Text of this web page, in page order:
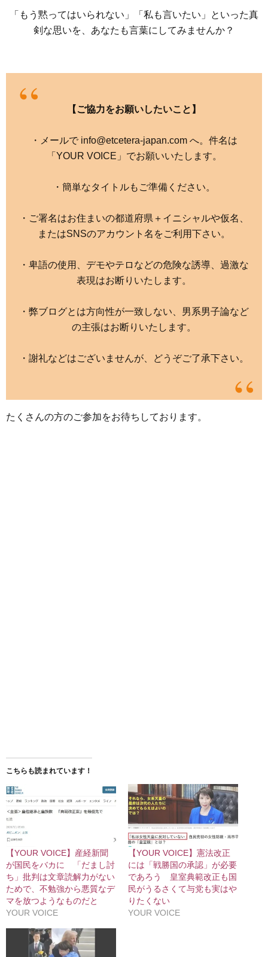
「もう黙ってはいられない」「私も言いたい」といった真
剣な思いを、あなたも言葉にしてみませんか？
【ご協力をお願いしたいこと】
・メールで info@etcetera-japan.com へ。件名は
「YOUR VOICE」でお願いいたします。
・簡単なタイトルもご準備ください。
・ご署名はお住まいの都道府県＋イニシャルや仮名、
またはSNSのアカウント名をご利用下さい。
・卑語の使用、デモやテロなどの危険な誘導、過激な
表現はお断りいたします。
・弊ブログとは方向性が一致しない、男系男子論など
の主張はお断りいたします。
・謝礼などはございませんが、どうぞご了承下さい。
たくさんの方のご参加をお待ちしております。
こちらも読まれています！
【YOUR VOICE】産経新聞
が国民をバカに 「だまし討
ち」批判は文章読解力がない
ためで、不勉強から悪質なデ
マを放つようなものだと
YOUR VOICE
【YOUR VOICE】憲法改正
には「戦勝国の承認」が必要
であろう 皇室典範改正も国
民がうるさくて与党も実はや
りたくない
YOUR VOICE